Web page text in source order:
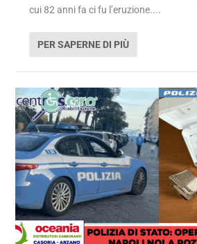
cui 82 anni fa ci fu l’eruzione....
PER SAPERNE DI PIÙ